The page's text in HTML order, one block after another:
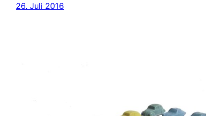
26. Juli 2016